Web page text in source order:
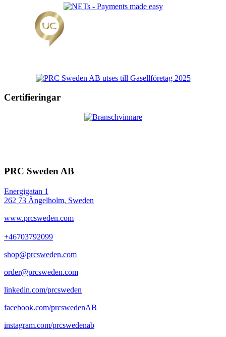
Certifieringar
PRC Sweden AB
Energigatan 1
262 73 Ängelholm, Sweden
www.prcsweden.com
+46703792099
shop@prcsweden.com
order@prcsweden.com
linkedin.com/prcsweden
facebook.com/prcswedenAB
instagram.com/prcswedenab